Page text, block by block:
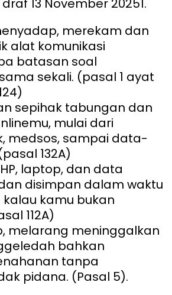
13 November 20251.
merekam dan
alat komunikasi
batasan soal
sekali. (pasal 1 ayat
sepihak tabungan dan
mulai dari
medsos, sampai data-
132A)
laptop, dan data
disimpan dalam waktu
kamu bukan
112A)
melarang meninggalkan
bahkan
tanpa
pidana. (Pasal 5).